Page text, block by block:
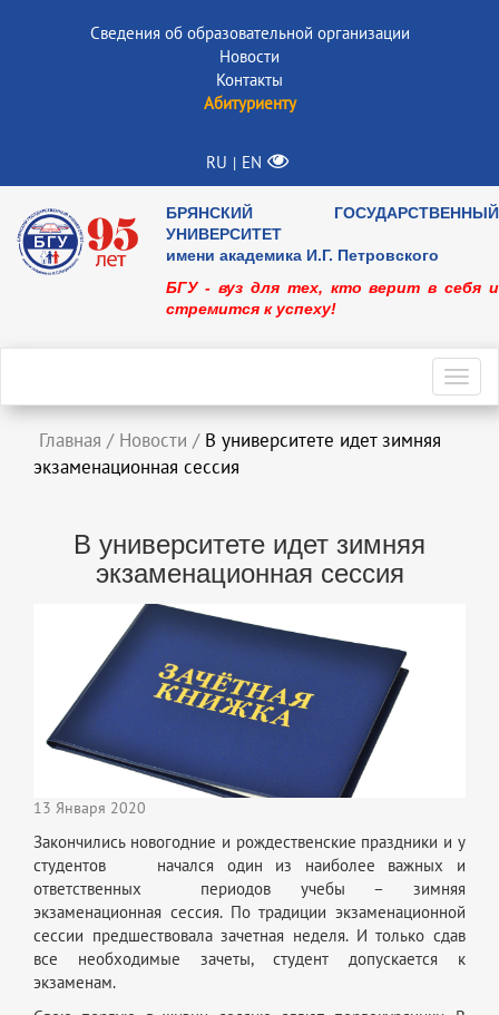
Сведения об образовательной организации
Новости
Контакты
Абитуриенту
RU | EN
БРЯНСКИЙ ГОСУДАРСТВЕННЫЙ
УНИВЕРСИТЕТ
имени академика И.Г. Петровского
БГУ - вуз для тех, кто верит в себя и
стремится к успеху!
Главная / Новости / В университете идет зимняя
экзаменационная сессия
В университете идет зимняя
экзаменационная сессия
13 Января 2020
Закончились новогодние и рождественские праздники и у
студентов начался один из наиболее важных и
ответственных периодов учебы – зимняя
экзаменационная сессия. По традиции экзаменационной
сессии предшествовала зачетная неделя. И только сдав
все необходимые зачеты, студент допускается к
экзаменам.